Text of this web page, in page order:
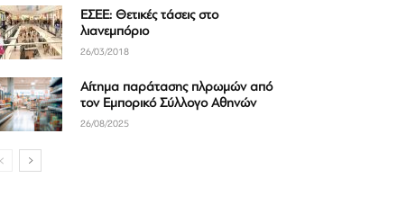
ΕΣΕΕ: Θετικές τάσεις στο
λιανεμπόριο
26/03/2018
Αίτημα παράτασης πλρωμών από
τον Εμπορικό Σύλλογο Αθηνών
26/08/2025